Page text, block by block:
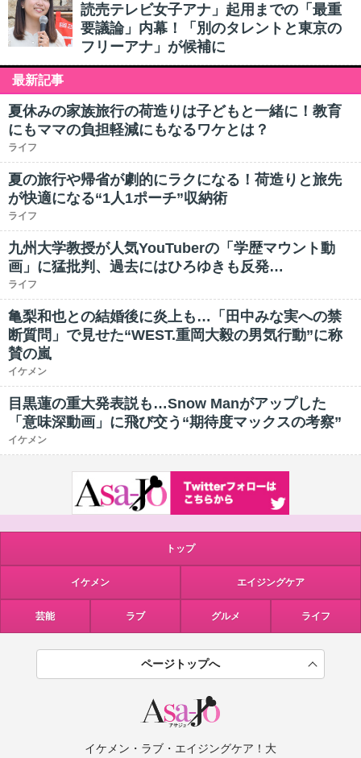
読売テレビ女子アナ」起用までの「最重
要議論」内幕！「別のタレントと東京の
フリーアナ」が候補に
最新記事
夏休みの家族旅行の荷造りは子どもと一緒に！教育
にもママの負担軽減にもなるワケとは？
ライフ
夏の旅行や帰省が劇的にラクになる！荷造りと旅先
が快適になる“1人1ポーチ”収納術
ライフ
九州大学教授が人気YouTuberの「学歴マウント動
画」に猛批判、過去にはひろゆきも反発…
ライフ
亀梨和也との結婚後に炎上も…「田中みな実への禁
断質問」で見せた“WEST.重岡大毅の男気行動”に称
賛の嵐
イケメン
目黒蓮の重大発表説も…Snow Manがアップした
「意味深動画」に飛び交う“期待度マックスの考察”
イケメン
トップ
イケメン エイジングケア
芸能 ラブ グルメ ライフ
ページトップへ
イケメン・ラブ・エイジングケア！大